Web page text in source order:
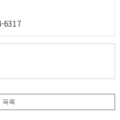
6317
목록